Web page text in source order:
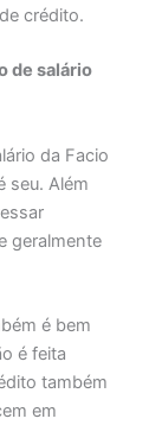
crédito.
de salário
da Facio
seu. Além
geralmente
é bem
é feita
também
em